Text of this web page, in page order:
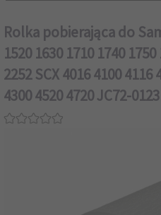
Rolka pobierająca do
1520 1630 1710 1740
2252 SCX 4016 4100 4116
4300 4520 4720 JC72-